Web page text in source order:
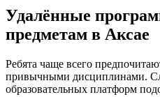
Удалённые
предметам в Аксае
Ребята чаще всего
привычными дисциплинами.
образовательных платформ